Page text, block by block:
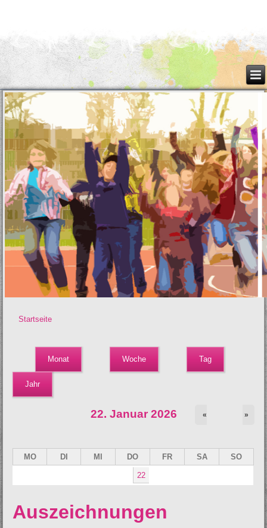
Startseite
Monat Woche Tag
Jahr
22. Januar 2026 « »
MO DI MI DO FR SA SO
22
Auszeichnungen